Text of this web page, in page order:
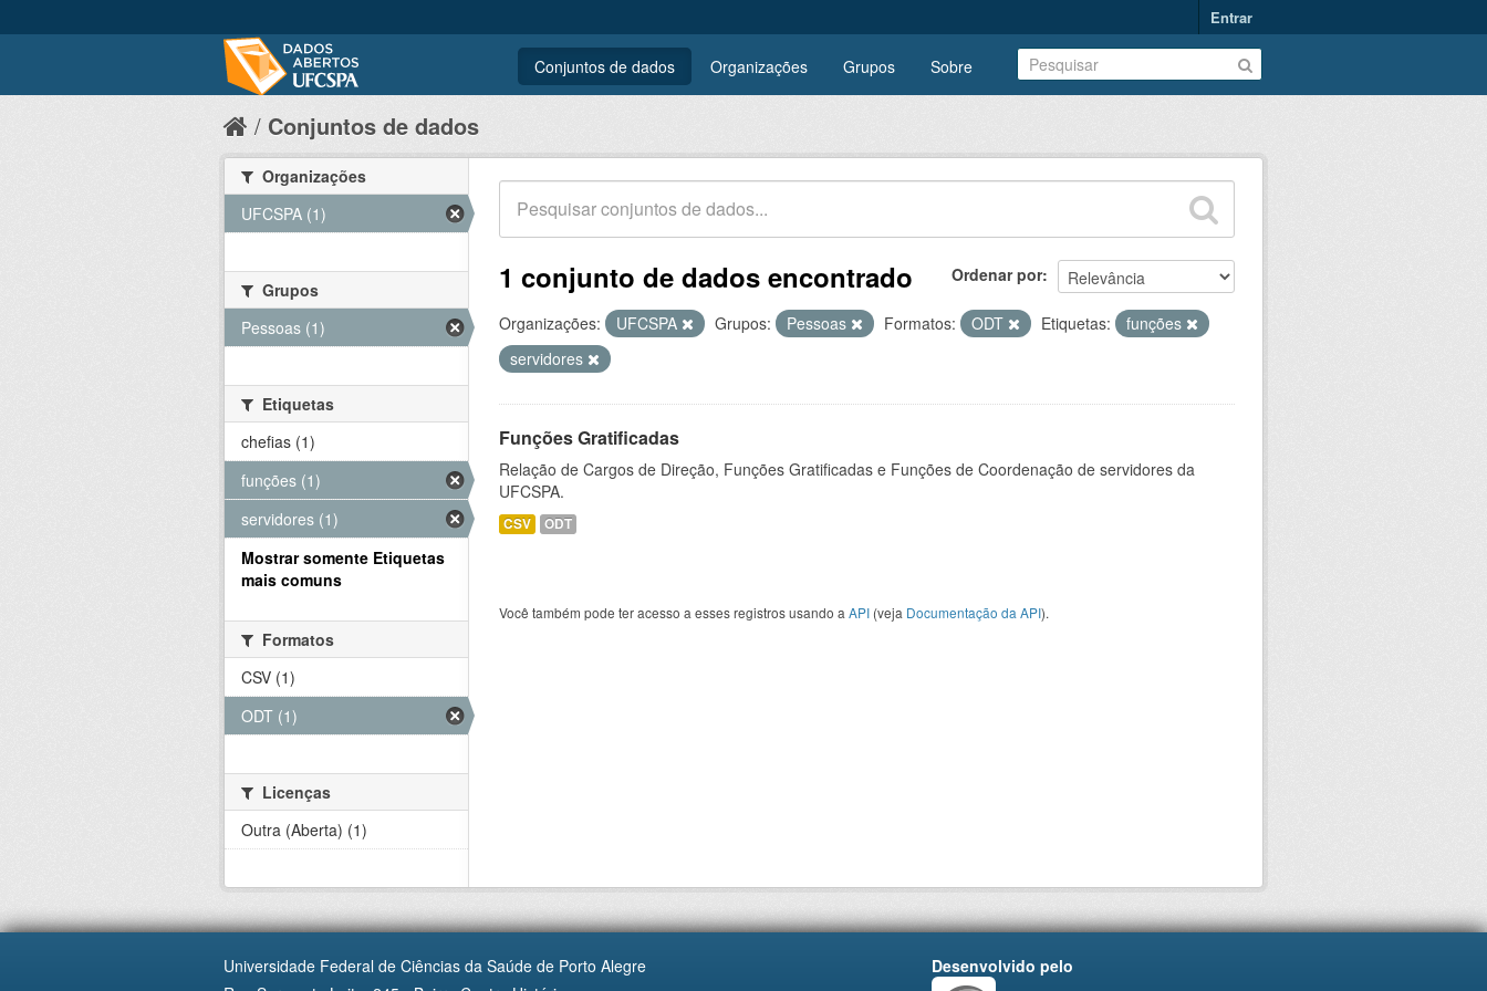
Entrar
Conjuntos de dados Organizações Grupos Sobre
Conjuntos de dados
Ordenar por
1 conjunto de dados encontrado
Organizações: UFCSPA Grupos: Pessoas Formatos: ODT Etiquetas:
funções
servidores
Funções Gratificadas
Relação de Cargos de Direção, Funções Gratificadas e Funções de Coordenação de servidores da
UFCSPA.
CSV ODT
Você também pode ter acesso a esses registros usando a API (veja Documentação da API).
Organizações
UFCSPA (1)
Grupos
Pessoas (1)
Etiquetas
chefias (1)
funções (1)
servidores (1)
Mostrar somente Etiquetas
mais comuns
Formatos
CSV (1)
ODT (1)
Licenças
Outra (Aberta) (1)
Universidade Federal de Ciências da Saúde de Porto Alegre
Desenvolvido pelo